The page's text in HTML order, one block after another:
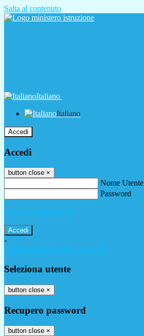
Salta al contenuto
Italiano
Italiano
Accedi
Accedi
button close ×
Nome Utente
Password
Password dimenticata?
-
Entra con SPID
Entra con CIE
Seleziona utente
button close ×
Recupero password
button close ×